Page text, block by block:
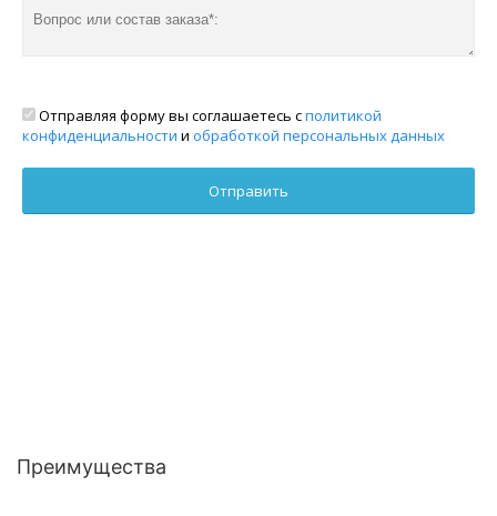
Отправляя форму вы соглашаетесь сполитикой
конфиденциальности и обработкой персональных данных
Преимущества